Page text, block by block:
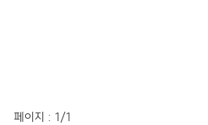
페이지 : 1/1